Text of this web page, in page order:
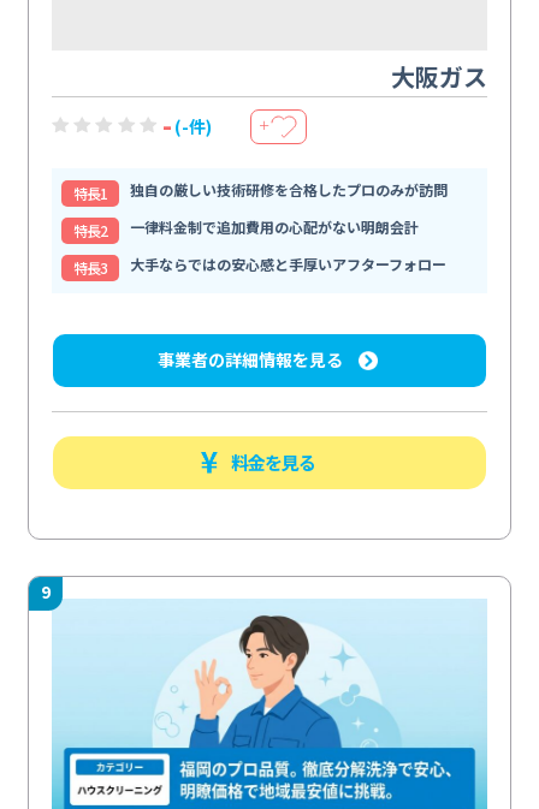
大阪ガス
- (-件) ＋
特⻑1
独自の厳しい技術研修を合格したプロのみが訪問
特⻑2
一律料金制で追加費用の心配がない明朗会計
特⻑3
大手ならではの安心感と手厚いアフターフォロー
事業者の詳細情報を見る
料金を見る
9